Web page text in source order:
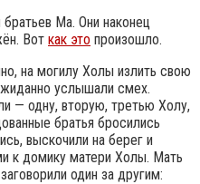
Ма. Они наконец
Вот как это произошло.
на могилу Холы излить свою
услышали смех.
— одну, вторую, третью Холу,
братья бросились
выскочили на берег и
к домику матери Холы. Мать
один за другим: